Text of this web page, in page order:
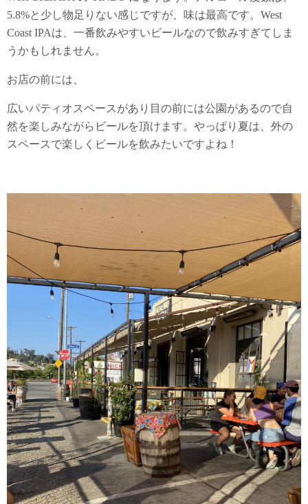
5.8%と少し物足りない感じですが、味は最高です。West
Coast IPAは、一番飲みやすいビールなので飲みすぎてしま
うかもしれません。
お店の前には、
広いパティオスペースがあり目の前には公園があるので自
然を楽しみながらビールを頂けます。やっぱり夏は、外の
スペースで楽しくビールを飲みたいですよね！